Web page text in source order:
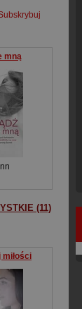
mną
(11)
miłości